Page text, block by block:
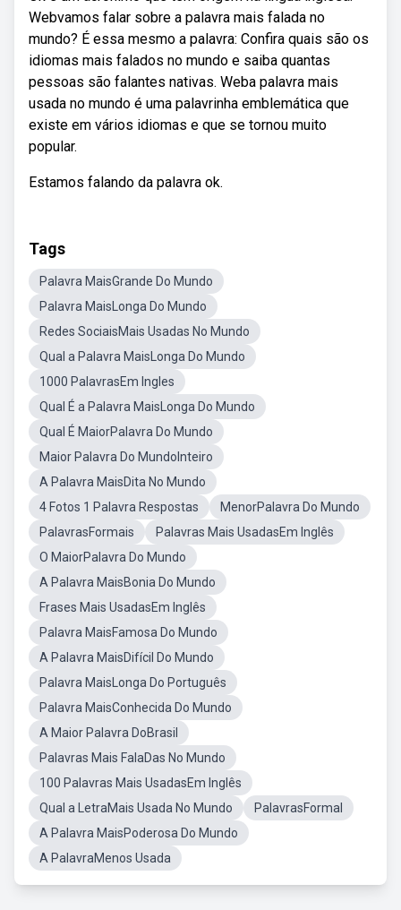
Webvamos falar sobre a palavra mais falada no
mundo? É essa mesmo a palavra: Confira quais são os
idiomas mais falados no mundo e saiba quantas
pessoas são falantes nativas. Weba palavra mais
usada no mundo é uma palavrinha emblemática que
existe em vários idiomas e que se tornou muito
popular.
Estamos falando da palavra ok.
Tags
Palavra MaisGrande Do Mundo
Palavra MaisLonga Do Mundo
Redes SociaisMais Usadas No Mundo
Qual a Palavra MaisLonga Do Mundo
1000 PalavrasEm Ingles
Qual É a Palavra MaisLonga Do Mundo
Qual É MaiorPalavra Do Mundo
Maior Palavra Do MundoInteiro
A Palavra MaisDita No Mundo
4 Fotos 1 Palavra Respostas
MenorPalavra Do Mundo
PalavrasFormais
Palavras Mais UsadasEm Inglês
O MaiorPalavra Do Mundo
A Palavra MaisBonia Do Mundo
Frases Mais UsadasEm Inglês
Palavra MaisFamosa Do Mundo
A Palavra MaisDifícil Do Mundo
Palavra MaisLonga Do Português
Palavra MaisConhecida Do Mundo
A Maior Palavra DoBrasil
Palavras Mais FalaDas No Mundo
100 Palavras Mais UsadasEm Inglês
Qual a LetraMais Usada No Mundo
PalavrasFormal
A Palavra MaisPoderosa Do Mundo
A PalavraMenos Usada